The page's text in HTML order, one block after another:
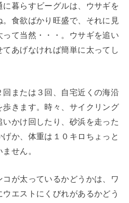
暮らすビーグルは、ウサギを
食欲ばかり旺盛で、それに見
て当然・・・。ウサギを追い
あげなければ簡単に太ってし
回または３回、自宅近くの海沿
きます。時々、サイクリング
いかけ回したり、砂浜を走った
か、体重は１０キロちょっと
せん。
コが太っているかどうかは、ワ
エストにくびれがあるかどう